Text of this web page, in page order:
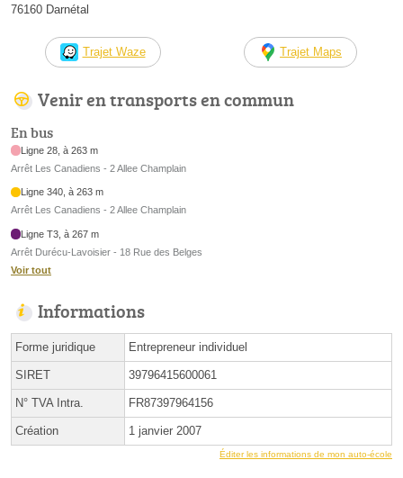
76160 Darnétal
Trajet Waze Trajet Maps
Venir en transports en commun
En bus
Ligne 28, à 263 m
Arrêt Les Canadiens - 2 Allee Champlain
Ligne 340, à 263 m
Arrêt Les Canadiens - 2 Allee Champlain
Ligne T3, à 267 m
Arrêt Durécu-Lavoisier - 18 Rue des Belges
Voir tout
Informations
Forme juridique Entrepreneur individuel
SIRET 39796415600061
N° TVA Intra. FR87397964156
Création 1 janvier 2007
Éditer les informations de mon auto-école